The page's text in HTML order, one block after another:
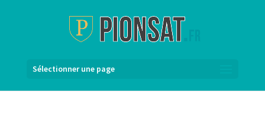
Sélectionner une page